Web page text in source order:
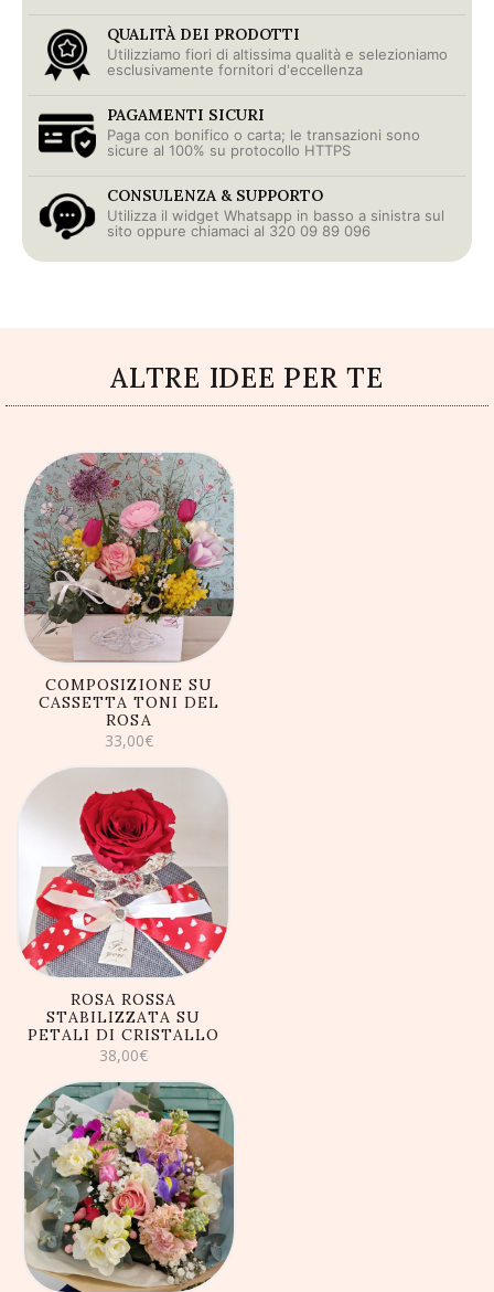
QUALITÀ DEI PRODOTTI
Utilizziamo fiori di altissima qualità e selezioniamo
esclusivamente fornitori d'eccellenza
PAGAMENTI SICURI
Paga con bonifico o carta; le transazioni sono
sicure al 100% su protocollo HTTPS
CONSULENZA & SUPPORTO
Utilizza il widget Whatsapp in basso a sinistra sul
sito oppure chiamaci al 320 09 89 096
ALTRE IDEE PER TE
AGGIUNGI AL
CARRELLO
COMPOSIZIONE SU
CASSETTA TONI DEL
ROSA
33,00€
AGGIUNGI AL
CARRELLO
ROSA ROSSA
STABILIZZATA SU
PETALI DI CRISTALLO
38,00€
AGGIUNGI AL
CARRELLO